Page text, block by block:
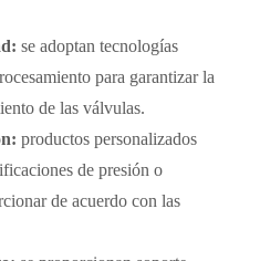
se adoptan tecnologías
para garantizar la
de las válvulas.
productos personalizados
de presión o
de acuerdo con las